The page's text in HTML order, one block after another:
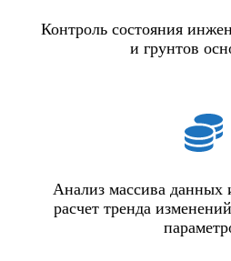
Контроль состояния
и грунтов
Анализ массива данных
расчет тренда